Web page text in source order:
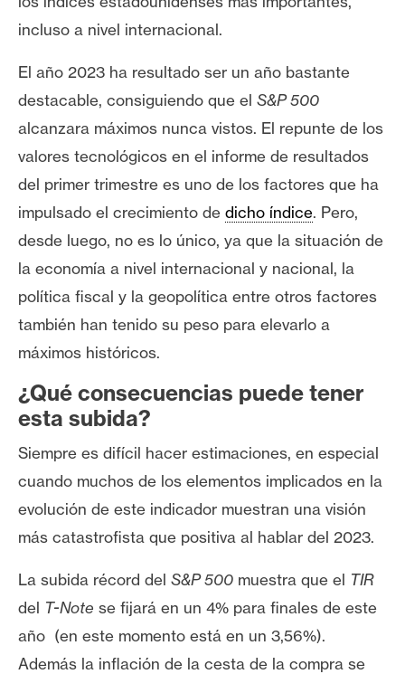
I
A
A
n
á
l
s
i
s
N
o
a
s
d
P
r
e
n
s
a
incluso a nivel internacional.
El año 2023 ha resultado ser un año bastante
destacable, consiguiendo que el S&P 500
alcanzara máximos nunca vistos. El repunte de los
valores tecnológicos en el informe de resultados
del primer trimestre es uno de los factores que ha
impulsado el crecimiento de dicho índice. Pero,
desde luego, no es lo único, ya que la situación de
la economía a nivel internacional y nacional, la
política fiscal y la geopolítica entre otros factores
también han tenido su peso para elevarlo a
máximos históricos.
¿Qué consecuencias puede tener
esta subida?
Siempre es difícil hacer estimaciones, en especial
cuando muchos de los elementos implicados en la
evolución de este indicador muestran una visión
más catastrofista que positiva al hablar del 2023.
La subida récord del S&P 500 muestra que el TIR
del T-Note se fijará en un 4% para finales de este
año (en este momento está en un 3,56%).
Además la inflación de la cesta de la compra se